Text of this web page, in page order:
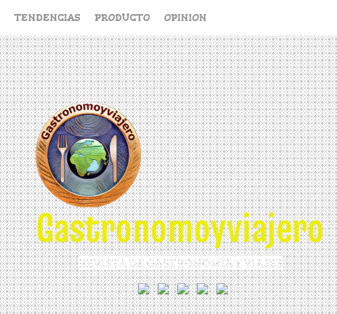
TENDENCIAS PRODUCTO OPINION
Gastronomoyviajero
REVISTA DE GASTRONOMÍA Y VIAJES